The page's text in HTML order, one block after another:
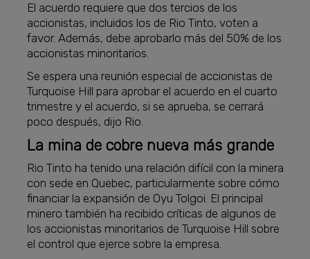
El acuerdo requiere que dos tercios de los
accionistas, incluidos los de Rio Tinto, voten a
favor. Además, debe aprobarlo más del 50% de los
accionistas minoritarios.
Se espera una reunión especial de accionistas de
Turquoise Hill para aprobar el acuerdo en el cuarto
trimestre y el acuerdo, si se aprueba, se cerrará
poco después, dijo Rio.
La mina de cobre nueva más grande
Rio Tinto ha tenido una relación difícil con la minera
con sede en Quebec, particularmente sobre cómo
financiar la expansión de Oyu Tolgoi. El principal
minero también ha recibido críticas de algunos de
los accionistas minoritarios de Turquoise Hill sobre
el control que ejerce sobre la empresa.